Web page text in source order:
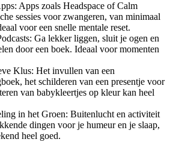
Apps zoals Headspace of Calm
sessies voor zwangeren, van minimaal
voor een snelle mentale reset.
Ga lekker liggen, sluit je ogen en
door een boek. Ideaal voor momenten
Klus: Het invullen van een
het schilderen van een presentje voor
van babykleertjes op kleur kan heel
in het Groen: Buitenlucht en activiteit
dingen voor je humeur en je slaap,
heel goed.